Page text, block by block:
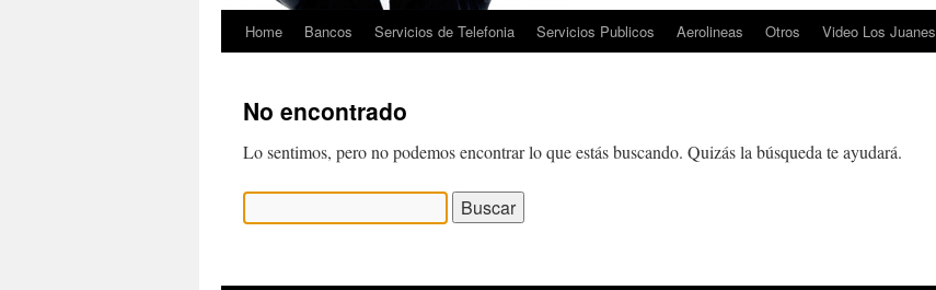
Home Bancos Servicios de Telefonia Servicios Publicos Aerolineas Otros Video Los Juanes
No encontrado
Lo sentimos, pero no podemos encontrar lo que estás buscando. Quizás la búsqueda te ayudará.